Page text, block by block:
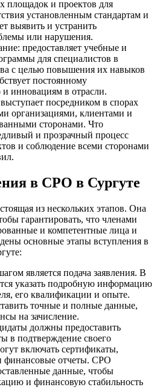
площадок и проектов для
установленным стандартам и
выявить и устранить
или нарушения.
предоставляет учебные и
для специалистов в
с целью повышения их навыков
постоянному
инновациям в отрасли.
посредником в спорах
организациями, клиентами и
сторонами. Что
и прозрачный процесс
и соблюдение всеми сторонами
в СРО в Сургуте
из нескольких этапов. Она
гарантировать, что членами
и компетентные лица и
основные этапы вступления в
является подача заявления. В
указать подробную информацию
его квалификации и опыте.
точные и полные данные,
на зачисление.
должны предоставить
в подтверждение своего
включать сертификаты,
финансовые отчеты. СРО
данные, чтобы
и финансовую стабильность